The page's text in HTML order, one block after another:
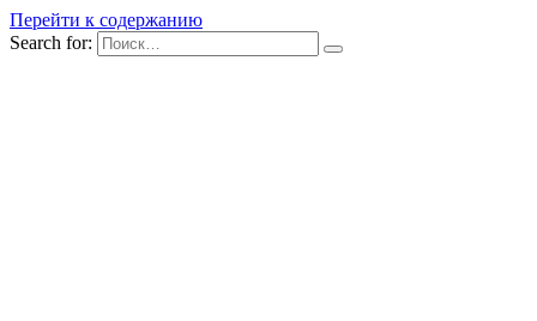
Перейти к содержанию
Search for: